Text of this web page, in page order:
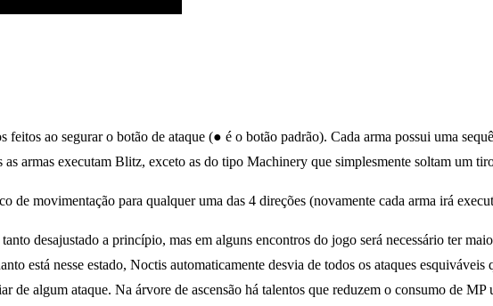
ao segurar o botão de ataque (● é o botão padrão). Cada arma possui uma
armas executam Blitz, exceto as do tipo Machinery que simplesmente soltam um
de movimentação para qualquer uma das 4 direções (novamente cada arma irá
desajustado a princípio, mas em alguns encontros do jogo será necessário ter
está nesse estado, Noctis automaticamente desvia de todos os ataques
de algum ataque. Na árvore de ascensão há talentos que reduzem o consumo de